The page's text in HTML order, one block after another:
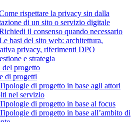
rispettare la privacy sin dalla
di un sito o servizio digitale
il consenso quando necessario
basi del sito web: architettura,
privacy, riferimenti DPO
e strategia
progetto
di progetti
di progetto in base agli attori
nel servizio
di progetto in base al focus
di progetto in base all’ambito di